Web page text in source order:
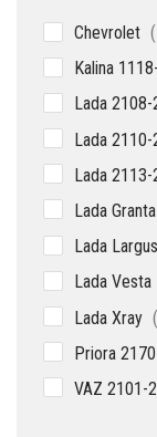
Chevrolet
Kalina
Lada
Lada 2110-
Lada 2113-
Lada Granta
Lada Largus
Lada Vesta
Lada Xray
Priora
VAZ 2101-